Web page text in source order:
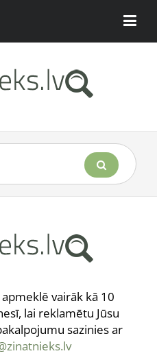
vairāk kā 10
lai reklamētu Jūsu
sazinies ar